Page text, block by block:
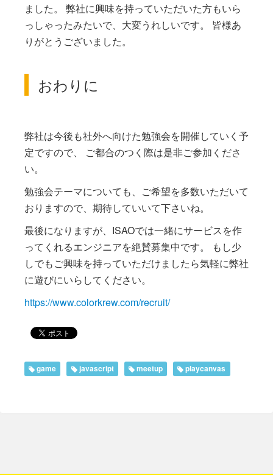
ました。 弊社に興味を持っていただいた方もいら
っしゃったみたいで、大変うれしいです。 皆様あ
りがとうございました。
おわりに
弊社は今後も社外へ向けた勉強会を開催していく予
定ですので、 ご都合のつく際は是非ご参加くださ
い。
勉強会テーマについても、ご希望を多数いただいて
おりますので、期待していいて下さいね。
最後になりますが、ISAOでは一緒にサービスを作
ってくれるエンジニアを絶賛募集中です。 もし少
しでもご興味を持っていただけましたら気軽に弊社
に遊びにいらしてください。
https://www.colorkrew.com/recruit/
game javascript meetup playcanvas